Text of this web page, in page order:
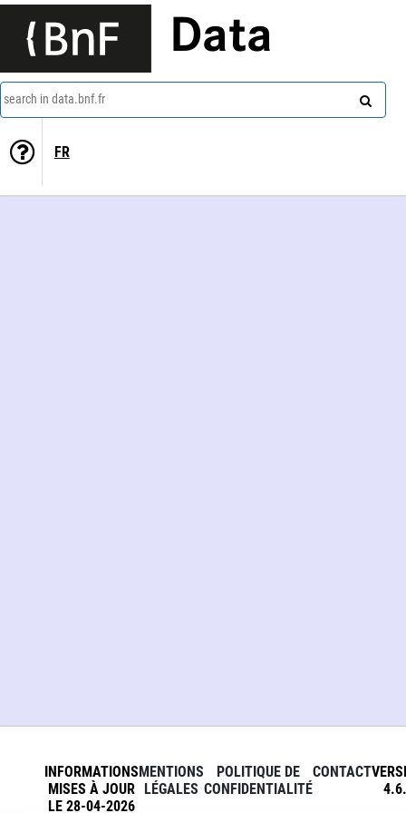
Data
search in data.bnf.fr
FR
INFORMATIONS
MISES À JOUR
LE 28-04-2026
MENTIONS
LÉGALES
POLITIQUE DE
CONFIDENTIALITÉ
CONTACT